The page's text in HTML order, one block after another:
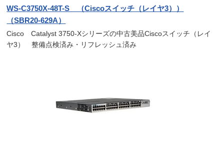
WS-C3750X-48T-S （Ciscoスイッチ（レイヤ3））
（SBR20-629A）
Cisco Catalyst 3750-Xシリーズの中古美品Ciscoスイッチ（レイ
ヤ3） 整備点検済み・リフレッシュ済み